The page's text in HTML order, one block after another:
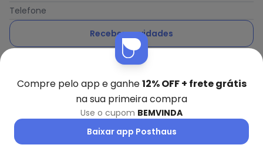
Telefone
Receber novidades
Ao enviar o cadastro, você concorda com a nossa
Posthaus é uma marca da Posthaus Ltda / CNPJ:
80.462.138/0001-41
Compre pelo app e ganhe12% OFF + frete grátis
na sua primeira compra
Use o cupom BEMVINDA
Baixar app Posthaus